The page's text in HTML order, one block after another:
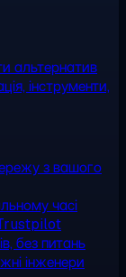
альтернатив
інструменти,
з вашого
часі
без питань
інженери